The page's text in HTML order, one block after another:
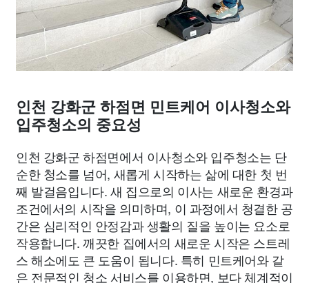
인천 강화군 하점면 민트케어 이사청소와
입주청소의 중요성
인천 강화군 하점면에서 이사청소와 입주청소는 단
순한 청소를 넘어, 새롭게 시작하는 삶에 대한 첫 번
째 발걸음입니다. 새 집으로의 이사는 새로운 환경과
조건에서의 시작을 의미하며, 이 과정에서 청결한 공
간은 심리적인 안정감과 생활의 질을 높이는 요소로
작용합니다. 깨끗한 집에서의 새로운 시작은 스트레
스 해소에도 큰 도움이 됩니다. 특히 민트케어와 같
은 전문적인 청소 서비스를 이용하면, 보다 체계적이